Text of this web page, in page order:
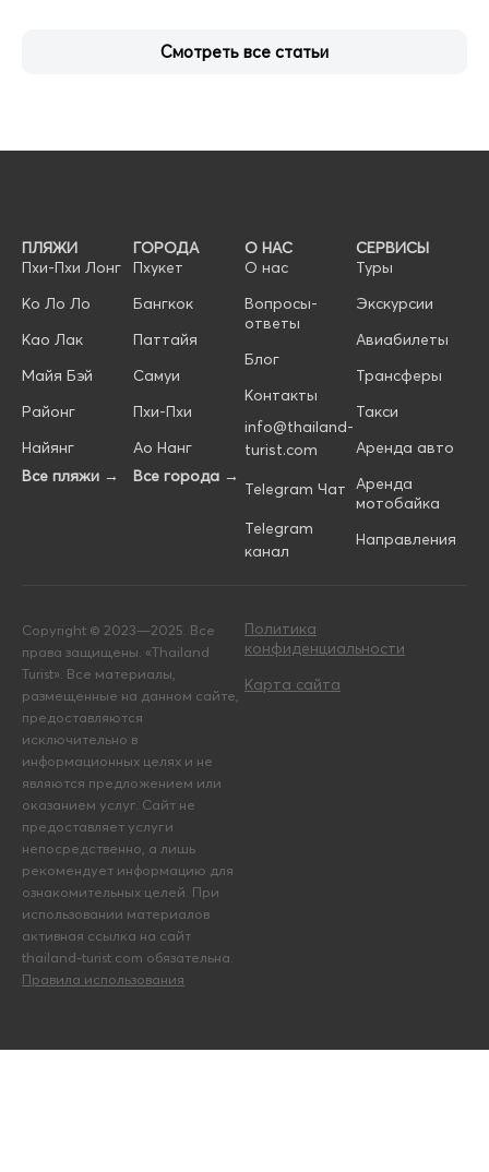
Смотреть все статьи
ПЛЯЖИ
Пхи-Пхи Лонг
Ко Ло Ло
Као Лак
Майя Бэй
Районг
Найянг
Все пляжи →
ГОРОДА
Пхукет
Бангкок
Паттайя
Самуи
Пхи-Пхи
Ао Нанг
Все города →
О НАС
О нас
Вопросы-
ответы
Блог
Контакты
info@thailand-
turist.com
Telegram Чат
Telegram
канал
СЕРВИСЫ
Туры
Экскурсии
Авиабилеты
Трансферы
Такси
Аренда авто
Аренда
мотобайка
Направления
Copyright © 2023—2025. Все
права защищены. «Thailand
Turist». Все материалы,
размещенные на данном сайте,
предоставляются
исключительно в
информационных целях и не
являются предложением или
оказанием услуг. Сайт не
предоставляет услуги
непосредственно, а лишь
рекомендует информацию для
ознакомительных целей. При
использовании материалов
активная ссылка на сайт
thailand-turist.com обязательна.
Правила использования
Политика
конфиденциальности
Карта сайта